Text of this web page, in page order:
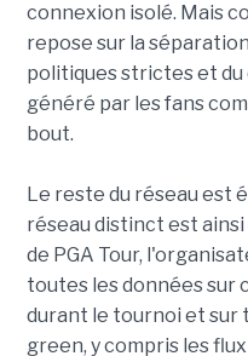
connexion isolé. Mais
repose sur la
politiques strictes et
généré par les fans
bout.
Le reste du réseau est
réseau distinct est
de PGA Tour,
toutes les données sur
durant le tournoi et sur
green, y compris les